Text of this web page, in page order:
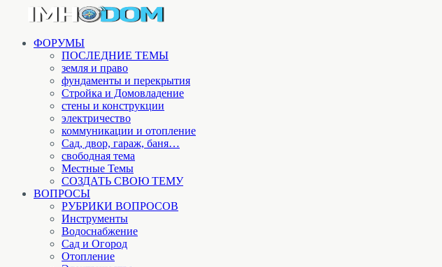
ФОРУМЫ
ПОСЛЕДНИЕ ТЕМЫ
земля и право
фундаменты и перекрытия
Стройка и Домовладение
стены и конструкции
электричество
коммуникации и отопление
Cад, двор, гараж, баня…
свободная тема
Местные Темы
СОЗДАТЬ СВОЮ ТЕМУ
ВОПРОСЫ
РУБРИКИ ВОПРОСОВ
Инструменты
Водоснабжение
Сад и Огород
Отопление